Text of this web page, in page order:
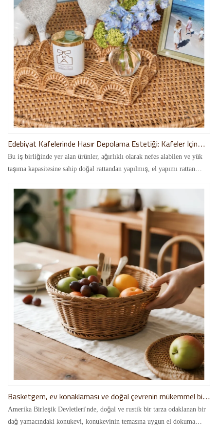
Edebiyat Kafelerinde Hasır Depolama Estetiği: Kafeler İçin
Özel İşbirliği Yolculuğu
Bu iş birliğinde yer alan ürünler, ağırlıklı olarak nefes alabilen ve yük
taşıma kapasitesine sahip doğal rattandan yapılmış, el yapımı rattan
tepsiler ve dekoratif çiçek sepetleridir ve boyut ve renk açısından
özelleştirilebilirler.
Basketgem, ev konaklaması ve doğal çevrenin mükemmel bir
karışımıdır!
Amerika Birleşik Devletleri'nde, doğal ve rustik bir tarza odaklanan bir
dağ yamacındaki konukevi, konukevinin temasına uygun el dokuma